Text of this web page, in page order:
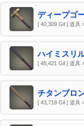
ディープゴ
[ 40,309 Gil ] 道具
ハイミスリ
[ 45,421 Gil ] 道具
チタンブロ
[ 43,718 Gil ] 道具